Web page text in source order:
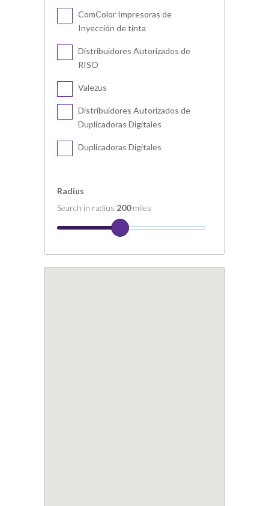
ComColor Impresoras de
Inyección de tinta
Distribuidores Autorizados de
RISO
Valezus
Distribuidores Autorizados de
Duplicadoras Digitales
Duplicadoras Digitales
Radius
Search in radius 200miles